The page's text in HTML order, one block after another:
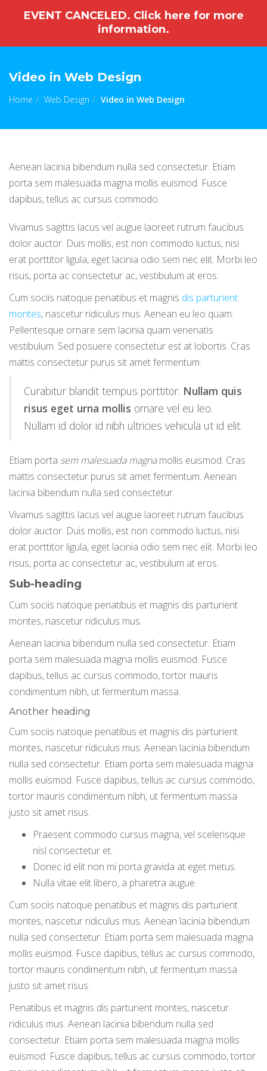
Video in Web Design
Home Web Design Video in Web Design
Aenean lacinia bibendum nulla sed consectetur. Etiam
porta sem malesuada magna mollis euismod. Fusce
dapibus, tellus ac cursus commodo.
Vivamus sagittis lacus vel augue laoreet rutrum faucibus
dolor auctor. Duis mollis, est non commodo luctus, nisi
erat porttitor ligula, eget lacinia odio sem nec elit. Morbi leo
risus, porta ac consectetur ac, vestibulum at eros.
Cum sociis natoque penatibus et magnis dis parturient
montes, nascetur ridiculus mus. Aenean eu leo quam.
Pellentesque ornare sem lacinia quam venenatis
vestibulum. Sed posuere consectetur est at lobortis. Cras
mattis consectetur purus sit amet fermentum.
Curabitur blandit tempus porttitor. Nullam quis
risus eget urna mollis ornare vel eu leo.
Nullam id dolor id nibh ultricies vehicula ut id elit.
Etiam porta sem malesuada magnamollis euismod. Cras
mattis consectetur purus sit amet fermentum. Aenean
lacinia bibendum nulla sed consectetur.
Vivamus sagittis lacus vel augue laoreet rutrum faucibus
dolor auctor. Duis mollis, est non commodo luctus, nisi
erat porttitor ligula, eget lacinia odio sem nec elit. Morbi leo
risus, porta ac consectetur ac, vestibulum at eros.
Sub-heading
Cum sociis natoque penatibus et magnis dis parturient
montes, nascetur ridiculus mus.
Aenean lacinia bibendum nulla sed consectetur. Etiam
porta sem malesuada magna mollis euismod. Fusce
dapibus, tellus ac cursus commodo, tortor mauris
condimentum nibh, ut fermentum massa.
Another heading
Cum sociis natoque penatibus et magnis dis parturient
montes, nascetur ridiculus mus. Aenean lacinia bibendum
nulla sed consectetur. Etiam porta sem malesuada magna
mollis euismod. Fusce dapibus, tellus ac cursus commodo,
tortor mauris condimentum nibh, ut fermentum massa
justo sit amet risus.
Praesent commodo cursus magna, vel scelerisque
nisl consectetur et.
Donec id elit non mi porta gravida at eget metus.
Nulla vitae elit libero, a pharetra augue.
Cum sociis natoque penatibus et magnis dis parturient
montes, nascetur ridiculus mus. Aenean lacinia bibendum
nulla sed consectetur. Etiam porta sem malesuada magna
mollis euismod. Fusce dapibus, tellus ac cursus commodo,
tortor mauris condimentum nibh, ut fermentum massa
justo sit amet risus.
Penatibus et magnis dis parturient montes, nascetur
ridiculus mus. Aenean lacinia bibendum nulla sed
consectetur. Etiam porta sem malesuada magna mollis
euismod. Fusce dapibus, tellus ac cursus commodo, tortor
EVENT CANCELED. Click here for more
information.